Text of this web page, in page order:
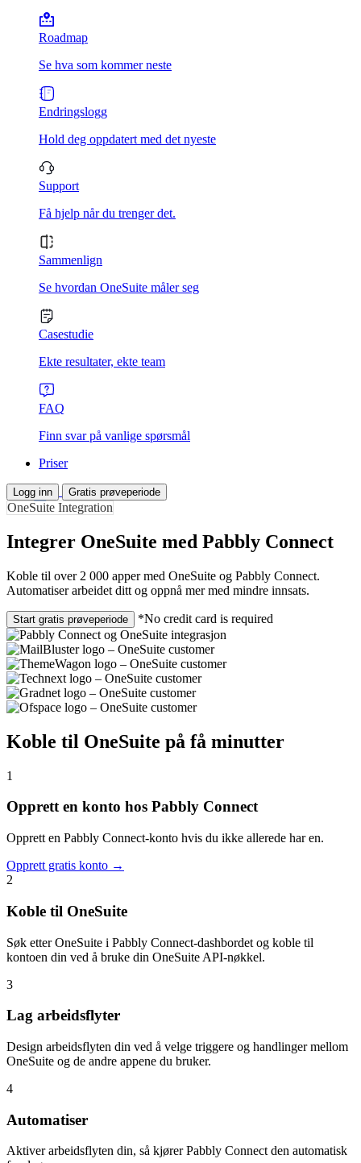
Roadmap
Se hva som kommer neste
Endringslogg
Hold deg oppdatert med det nyeste
Support
Få hjelp når du trenger det.
Sammenlign
Se hvordan OneSuite måler seg
Casestudie
Ekte resultater, ekte team
FAQ
Finn svar på vanlige spørsmål
Priser
Logg inn Gratis prøveperiode
OneSuite Integration
Integrer OneSuite med Pabbly Connect
Koble til over 2 000 apper med OneSuite og Pabbly Connect.
Automatiser arbeidet ditt og oppnå mer med mindre innsats.
Start gratis prøveperiode *No credit card is required
Koble til OneSuite på få minutter
1
Opprett en konto hos Pabbly Connect
Opprett en Pabbly Connect-konto hvis du ikke allerede har en.
Opprett gratis konto →
2
Koble til OneSuite
Søk etter OneSuite i Pabbly Connect-dashbordet og koble til
kontoen din ved å bruke din OneSuite API-nøkkel.
3
Lag arbeidsflyter
Design arbeidsflyten din ved å velge triggere og handlinger mellom
OneSuite og de andre appene du bruker.
4
Automatiser
Aktiver arbeidsflyten din, så kjører Pabbly Connect den automatisk